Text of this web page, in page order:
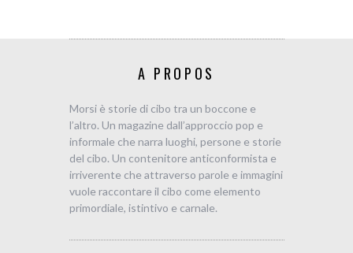
A PROPOS
Morsi è storie di cibo tra un boccone e
l’altro. Un magazine dall’approccio pop e
informale che narra luoghi, persone e storie
del cibo. Un contenitore anticonformista e
irriverente che attraverso parole e immagini
vuole raccontare il cibo come elemento
primordiale, istintivo e carnale.